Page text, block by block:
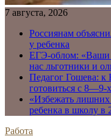
7 августа, 2026
Россиянам
у ребенка
ЕГЭ-облом: «Ваши
нас льготники и
Педагог Гошева: к
готовиться с 8—9-
«Избежать лишних
ребенка в школу в
Работа